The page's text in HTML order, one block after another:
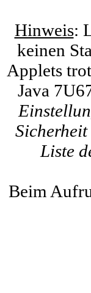
Hinweis:
keinen
Applets
Java
Sicherheit
Liste
Beim